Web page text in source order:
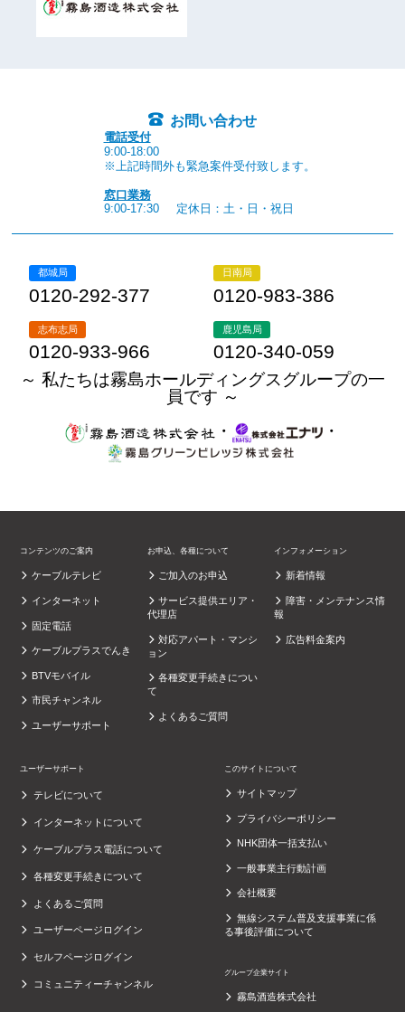
お問い合わせ
電話受付
9:00-18:00
※上記時間外も緊急案件受付致します。
窓口業務
9:00-17:30
定休日：土・日・祝日
都城局
0120-292-377
日南局
0120-983-386
志布志局
0120-933-966
鹿児島局
0120-340-059
～ 私たちは霧島ホールディングスグループの一
員です ～
・
・
コンテンツのご案内
ケーブルテレビ
インターネット
固定電話
ケーブルプラスでんき
BTVモバイル
市民チャンネル
ユーザーサポート
お申込、各種について
ご加入のお申込
サービス提供エリア・
代理店
対応アパート・マンシ
ョン
各種変更手続きについ
て
よくあるご質問
インフォメーション
新着情報
障害・メンテナンス情
報
広告料金案内
ユーザーサポート
テレビについて
インターネットについて
ケーブルプラス電話について
各種変更手続きについて
よくあるご質問
ユーザーページログイン
セルフページログイン
コミュニティーチャンネル
このサイトについて
サイトマップ
プライバシーポリシー
NHK団体一括支払い
一般事業主行動計画
会社概要
無線システム普及支援事業に係
る事後評価について
グループ企業サイト
霧島酒造株式会社